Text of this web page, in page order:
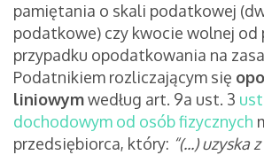
pamiętania o skali podatkowej
podatkowe) czy kwocie wolnej od
przypadku opodatkowania na
Podatnikiem rozliczającym się
liniowymwedług art. 9a ust. 3
dochodowym od osób fizycznych
przedsiębiorca, który: “(...) uzyska